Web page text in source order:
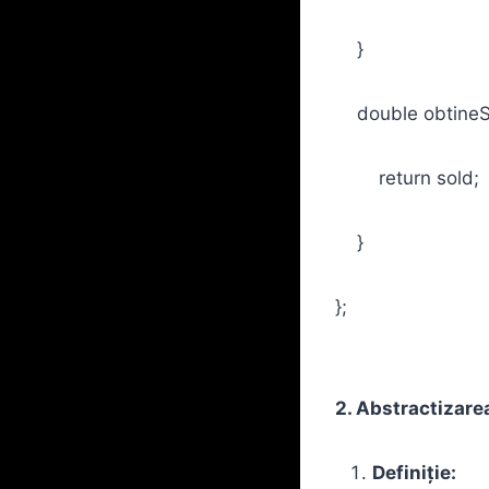
}
double
return sold;
}
};
2.
Definiție: